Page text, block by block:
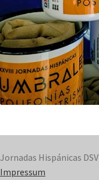
Jornadas Hispánicas DSV
Impressum